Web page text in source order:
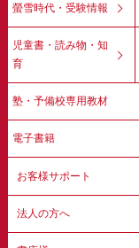
螢雪時代・受験情報
児童書・読み物・知
育
塾・予備校専用教材
電子書籍
お客様サポート
法人の方へ